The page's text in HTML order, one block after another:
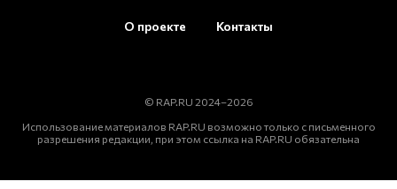
О проекте Контакты
© RAP.RU 2024–2026
Использование материалов RAP.RU возможно только с письменного
разрешения редакции, при этом ссылка на RAP.RU обязательна